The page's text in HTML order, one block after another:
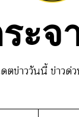
ะจ
ตข่าววันนี้ ข่าวด่